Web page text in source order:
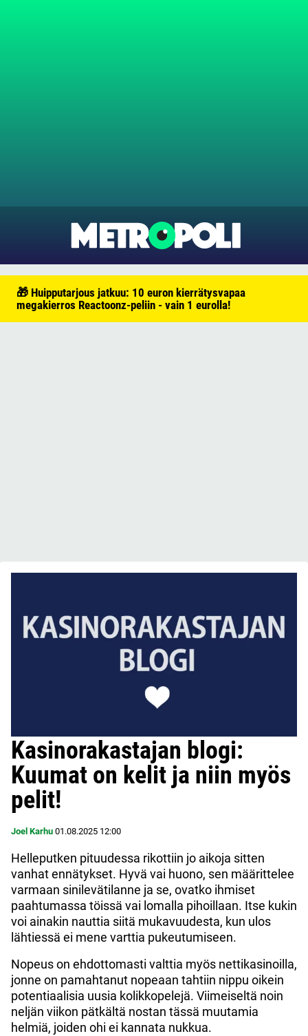
🎁 Huipputarjous jatkuu: 10 euron kierrätysvapaa
megakierros Reactoonz-peliin - vain 1 eurolla!
Kasinorakastajan blogi:
Kuumat on kelit ja niin myös
pelit!
Joel Karhu 01.08.2025 12:00
Helleputken pituudessa rikottiin jo aikoja sitten
vanhat ennätykset. Hyvä vai huono, sen määrittelee
varmaan sinilevätilanne ja se, ovatko ihmiset
paahtumassa töissä vai lomalla pihoillaan. Itse kukin
voi ainakin nauttia siitä mukavuudesta, kun ulos
lähtiessä ei mene varttia pukeutumiseen.
Nopeus on ehdottomasti valttia myös nettikasinoilla,
jonne on pamahtanut nopeaan tahtiin nippu oikein
potentiaalisia uusia kolikkopelejä. Viimeiseltä noin
neljän viikon pätkältä nostan tässä muutamia
helmiä, joiden ohi ei kannata nukkua.